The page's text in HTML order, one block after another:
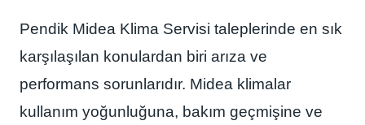
Pendik Midea Klima Servisi taleplerinde en sık
karşılaşılan konulardan biri arıza ve
performans sorunlarıdır. Midea klimalar
kullanım yoğunluğuna, bakım geçmişine ve